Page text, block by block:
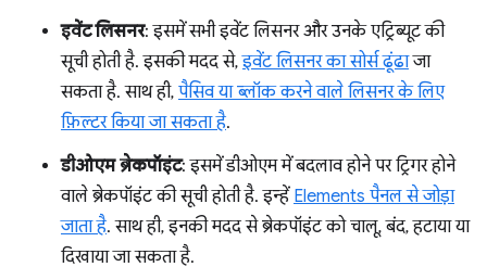
इवेंट लिसनर: इसमें सभी इवेंट लिसनर और उनके एट्रिब्यूट की
सूची होती है. इसकी मदद से,इवेंट लिसनर का सोर्स ढूंढाजा
सकता है. साथ ही, पैसिव या ब्लॉक करने वाले लिसनर के लिए
फ़िल्टर किया जा सकता है.
डीओएम ब्रेकपॉइंट: इसमें डीओएम में बदलाव होने पर ट्रिगर होने
वाले ब्रेकपॉइंट की सूची होती है. इन्हें Elements पैनल से जोड़ा
जाता है. साथ ही, इनकी मदद से ब्रेकपॉइंट को चालू, बंद, हटाया या
दिखाया जा सकता है.